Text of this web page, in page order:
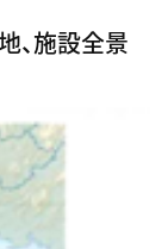
、施設全景